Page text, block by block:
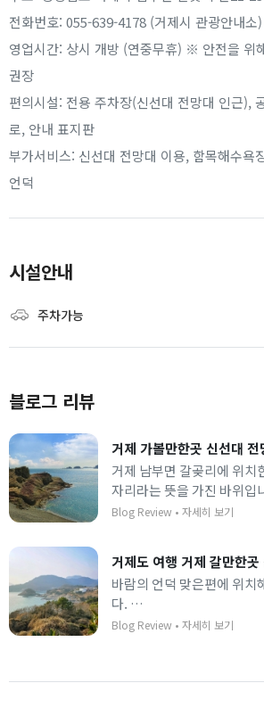
전화번호: 055-639-4178 (거제시 관광안내소)
영업시간: 상시 개방 (연중무휴) ※ 안전을 위
권장
편의시설: 전용 주차장(신선대 전망대 인근),
로, 안내 표지판
부가서비스: 신선대 전망대 이용, 함목해수욕
언덕
시설안내
주차가능
블로그 리뷰
거제 남부면 갈곶리에 위치
자리라는 뜻을 가진 바위입
평평한 바위 위에서 거제의
Blog Review • 자세히 보기
거제도 여행 거제 갈만한
바람의 언덕 맞은편에 위치
다.
수평선과 어우러진 층층이
Blog Review • 자세히 보기